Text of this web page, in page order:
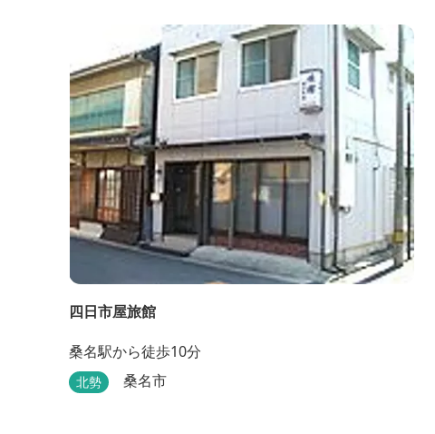
四日市屋旅館
桑名駅から徒歩10分
北勢 桑名市